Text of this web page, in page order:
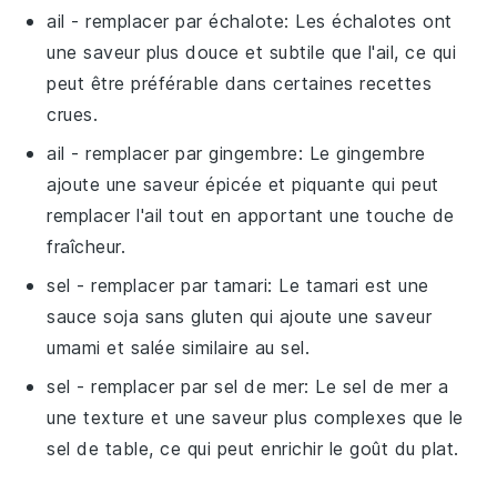
ail - remplacer paréchalote: Les échalotes ont
une saveur plus douce et subtile que l'ail, ce qui
peut être préférable dans certaines recettes
crues.
ail - remplacer pargingembre: Le gingembre
ajoute une saveur épicée et piquante qui peut
remplacer l'ail tout en apportant une touche de
fraîcheur.
sel - remplacer partamari: Le tamari est une
sauce soja sans gluten qui ajoute une saveur
umami et salée similaire au sel.
sel - remplacer parsel de mer: Le sel de mer a
une texture et une saveur plus complexes que le
sel de table, ce qui peut enrichir le goût du plat.